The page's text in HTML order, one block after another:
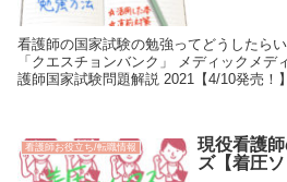
看護師の国家試験の勉強ってどうしたら
「クエスチョンバンク」 メディックメ
護師国家試験問題解説 2021【4/10発売
看護師お役立ち/転職情報
現役看護
ズ【着圧ソ